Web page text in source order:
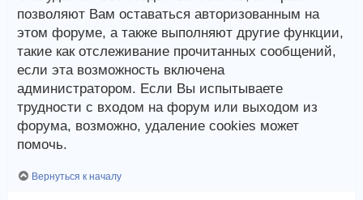
позволяют Вам оставаться авторизованным на
этом форуме, а также выполняют другие функции,
такие как отслеживание прочитанных сообщений,
если эта возможность включена
администратором. Если Вы испытываете
трудности с входом на форум или выходом из
форума, возможно, удаление cookies может
помочь.
Вернуться к началу